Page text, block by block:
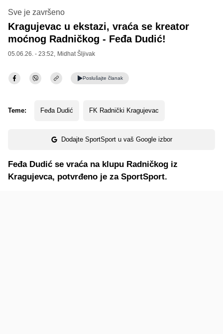
Sve je završeno
Kragujevac u ekstazi, vraća se kreator
moćnog Radničkog - Feđa Dudić!
05.06.26. - 23:52, Midhat Šljivak
Poslušajte članak
Teme: Feđa Dudić FK Radnički Kragujevac
Dodajte SportSport u vaš Google izbor
Feđa Dudić se vraća na klupu Radničkog iz
Kragujevca, potvrđeno je za SportSport.